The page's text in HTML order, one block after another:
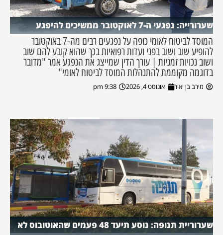
שערורייה: נפגעי ה-7 לאוקטובר ממשיכים להיפגע
המוסד לביטוח לאומי כופה על נפגעים רבים מה-7 באוקטובר
להופיע שוב ושוב בפני ועדות רפואיות בכך שהוא קובע להם שוב
ושוב נכויות זמניות | עורך הדין שמייצג את הנפגע אמר "מדובר
בדוגמה מקוממת להתנהלות המוסד לביטוח לאומי"
מירב בן יאיר אוגוסט 4, 2026 9:38 pm
שערוריית תנופה: נוסע תיעד 48 פעמים שהאוטובוס לא